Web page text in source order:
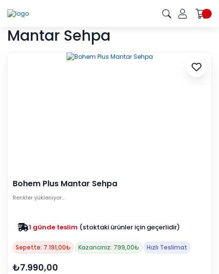
Mantar Sehpa
Bohem Plus Mantar Sehpa
Renkler yükleniyor…
1 günde teslim (stoktaki ürünler için geçerlidir)
Sepette: 7.191,00₺ Kazancınız: 799,00₺ Hızlı Teslimat
₺7.990,00